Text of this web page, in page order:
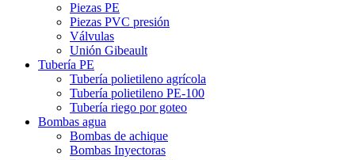
Piezas PE
Piezas PVC presión
Válvulas
Unión Gibeault
Tubería PE
Tubería polietileno agrícola
Tubería polietileno PE-100
Tubería riego por goteo
Bombas agua
Bombas de achique
Bombas Inyectoras